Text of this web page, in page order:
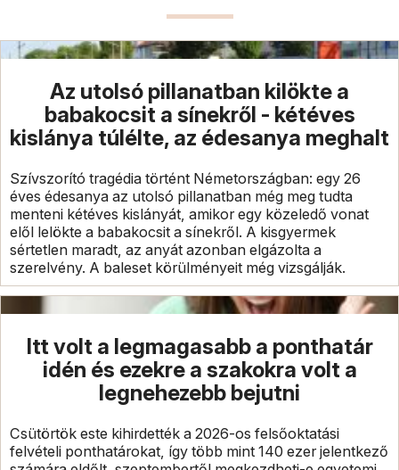
Az utolsó pillanatban kilökte a
babakocsit a sínekről - kétéves
kislánya túlélte, az édesanya meghalt
Szívszorító tragédia történt Németországban: egy 26
éves édesanya az utolsó pillanatban még meg tudta
menteni kétéves kislányát, amikor egy közeledő vonat
elől lelökte a babakocsit a sínekről. A kisgyermek
sértetlen maradt, az anyát azonban elgázolta a
szerelvény. A baleset körülményeit még vizsgálják.
Itt volt a legmagasabb a ponthatár
idén és ezekre a szakokra volt a
legnehezebb bejutni
Csütörtök este kihirdették a 2026-os felsőoktatási
felvételi ponthatárokat, így több mint 140 ezer jelentkező